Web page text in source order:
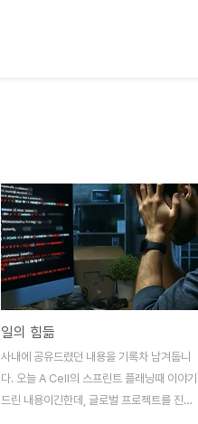
일의 힘듦
사내에 공유드렸던 내용을 기록차 남겨둡니
다. 오늘 A Cell의 스프린트 플래닝때 이야기
드린 내용이긴한데, 글로벌 프로젝트를 진행